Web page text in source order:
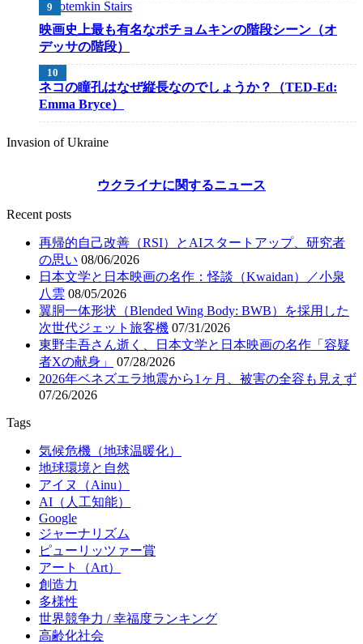
映画史上最も有名なポチョムキンの階段シーン（オ
デッサの階段）
ネコの瞳孔はなぜ縦長なのでしょうか？（TED-Ed:
Emma Bryce）
Invasion of Ukraine
ウクライナに関するニュース
Recent posts
再帰的自己改善（RSI）とAIスタートアップ、研究者
の思い 08/06/2026
日本文学と日本映画の名作：怪談（Kwaidan）／小泉
八雲 08/05/2026
翼胴一体形状（Blended Wing Body: BWB）を採用した
次世代ジェット旅客機 07/31/2026
東野圭吾さん逝く、日本文学と日本映画の名作「容疑
者Xの献身」
07/28/2026
2026年ベネズエラ地震から1ヶ月、被害の全容も見えず
07/26/2026
Tags
気候危機（地球温暖化）
地球環境と自然
アイヌ（Ainu）
AI（人工知能）
Google
ジャーナリズム
ピューリッツァー賞
アート（Art）
創造力
多様性
世界競争力 / 幸福度ランキング
高齢化社会